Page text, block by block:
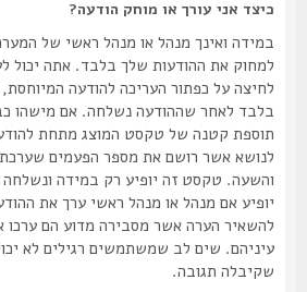
כיצד אני עורך או מוחק הודעה?
במידה ואינך מנהל או מנהל ראשי של המערכת,
למחוק את ההודעות שלך בלבד. אתה יכול
לחיצה על כפתור העריכה להודעה המיוחסת,
בלבד לאחר שההודעה נשלחה. אם מישהו כבר
תוספת קטנה של טקסט המוצג מתחת להודעה
לנושא אשר רושם את מספר הפעמים שערכת
והשעה. טקסט זה יופיע רק במידה ונשלחה
יופיע אם מנהל או מנהל ראשי ערך את ההודעה,
להשאיר הערה אשר מסבירה מדוע הם ערכו את
עיניהם. שים לב שמשתמשים רגילים לא יכולים
שקיבלה תגובה.